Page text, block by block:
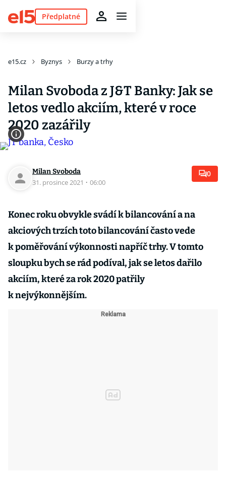
Předplatné
e15.cz Byznys Burzy a trhy
Milan Svoboda z J&T Banky: Jak se
letos vedlo akciím, které v roce
2020 zazářily
Milan Svoboda
31. prosince 2021 · 06:00
0
Konec roku obvykle svádí k bilancování a na
akciových trzích toto bilancování často vede
k poměřování výkonnosti napříč trhy. V tomto
sloupku bych se rád podíval, jak se letos dařilo
akciím, které za rok 2020 patřily
k nejvýkonnějším.